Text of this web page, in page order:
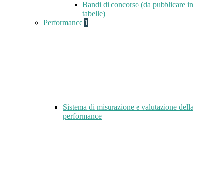
Bandi di concorso (da pubblicare in
tabelle)
Performance 1
Sistema di misurazione e valutazione della
performance